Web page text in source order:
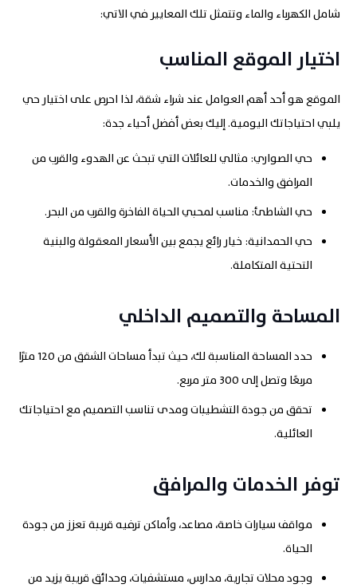
شامل الكهرباء والماء وتتمثل تلك المعايير في الاتي:
اختيار الموقع المناسب
الموقع هو أحد أهم العوامل عند شراء شقة، لذا احرص على اختيار حي
يلبي احتياجاتك اليومية. إليك بعض أفضل أحياء جدة:
حي الصواري: مثالي للعائلات التي تبحث عن الهدوء والقرب من
المرافق والخدمات.
حي الشاطئ: مناسب لمحبي الحياة الفاخرة والقرب من البحر.
حي الحمدانية: خيار رائع يجمع بين الأسعار المعقولة والبنية
التحتية المتكاملة.
المساحة والتصميم الداخلي
حدد المساحة المناسبة لك، حيث تبدأ مساحات الشقق من 120 مترًا
مربعًا وتصل إلى 300 متر مربع
.
تحقق من جودة التشطيبات ومدى تناسب التصميم مع احتياجاتك
العائلية.
توفر الخدمات والمرافق
مواقف سيارات خاصة، مصاعد، وأماكن ترفيه قريبة تعزز من جودة
الحياة.
وجود محلات تجارية، مدارس، مستشفيات، وحدائق قريبة يزيد من